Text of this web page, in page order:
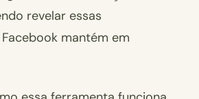
revelar essas
mantém em